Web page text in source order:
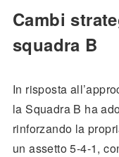
Cambi
squadra B
In risposta
la Squadra B ha
rinforzando la
un assetto 5-4-1,